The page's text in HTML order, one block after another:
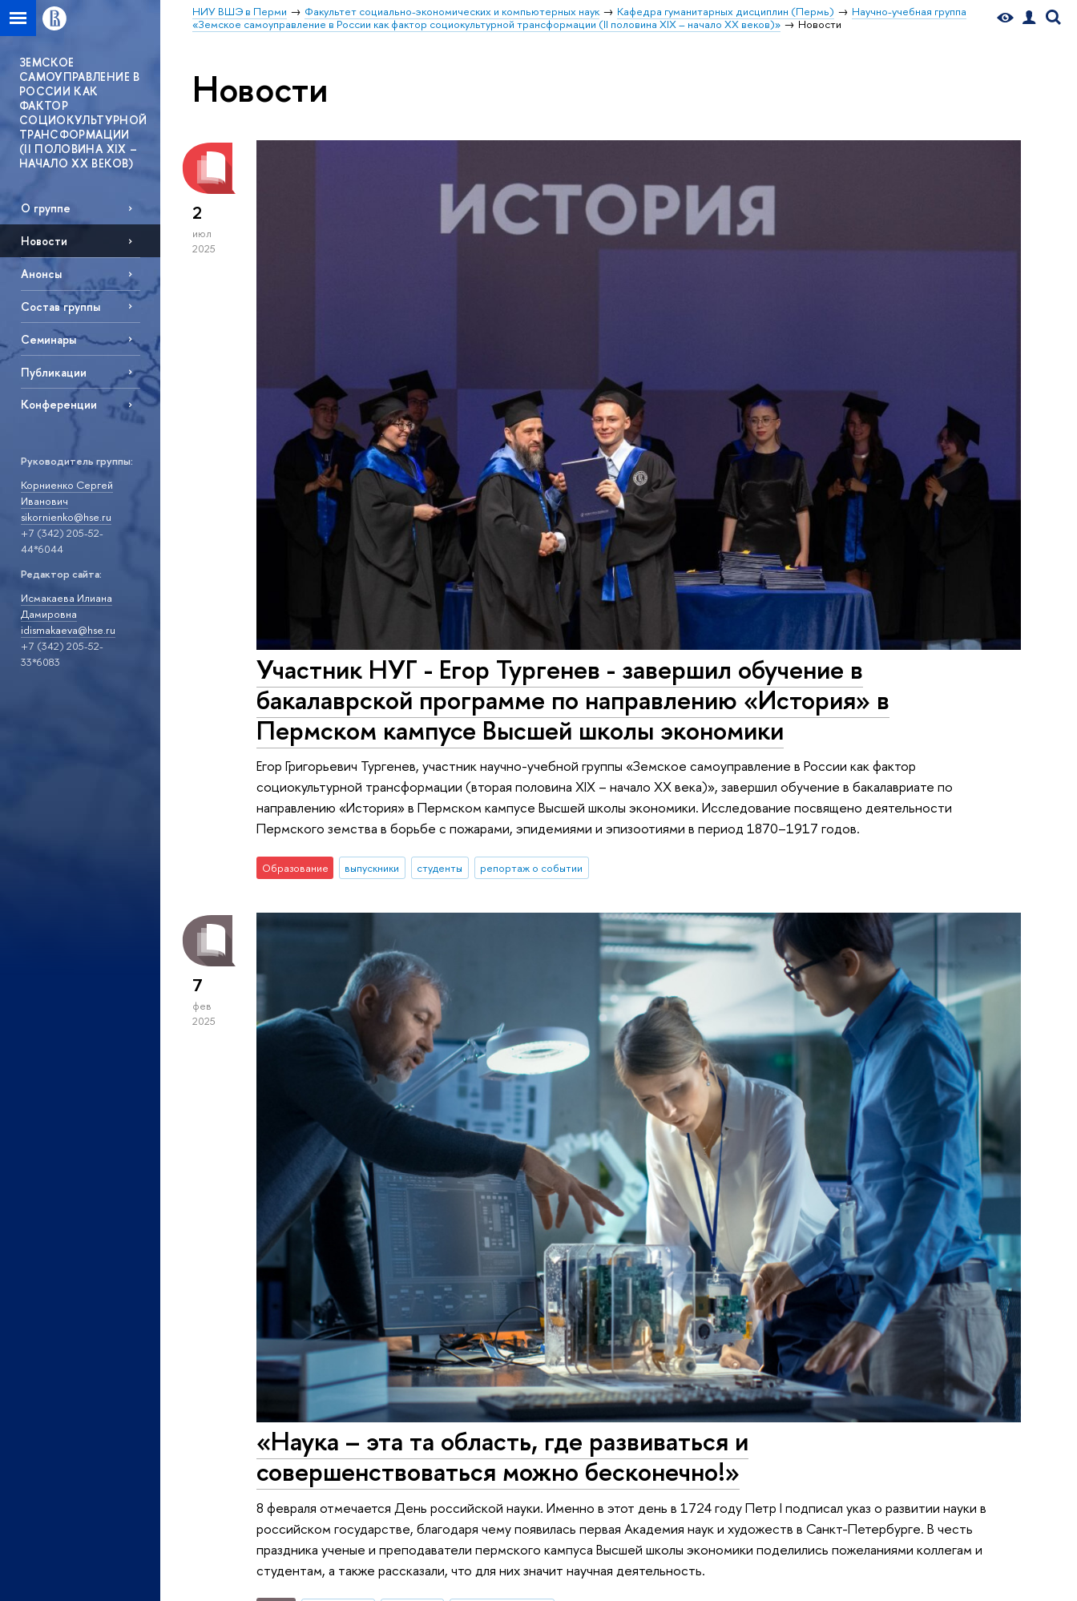
НИУ ВШЭ в Перми Факультет социально-экономических и компьютерных наук Кафедра гуманитарных дисциплин (Пермь)
Научно-учебная группа
«Земское самоуправление в России как фактор социокультурной трансформации (II половина XIX – начало XX веков)»
Новости
ЗЕМСКОЕ
САМОУПРАВЛЕНИЕ В
РОССИИ КАК
ФАКТОР
СОЦИОКУЛЬТУРНОЙ
ТРАНСФОРМАЦИИ
(II ПОЛОВИНА XIX –
НАЧАЛО XX ВЕКОВ)
О группе
Новости
Анонсы
Состав группы
Семинары
Публикации
Конференции
Руководитель группы:
Корниенко Сергей
Иванович
sikornienko@hse.ru
+7 (342) 205-52-
44*6044
Редактор сайта:
Исмакаева Илиана
Дамировна
idismakaeva@hse.ru
+7 (342) 205-52-
33*6083
Новости
2
июл
2025
Участник НУГ - Егор Тургенев - завершил обучение в
бакалаврской программе по направлению «История» в
Пермском кампусе Высшей школы экономики
Егор Григорьевич Тургенев, участник научно-учебной группы «Земское самоуправление в России как фактор
социокультурной трансформации (вторая половина XIX – начало XX века)», завершил обучение в бакалавриате по
направлению «История» в Пермском кампусе Высшей школы экономики. Исследование посвящено деятельности
Пермского земства в борьбе с пожарами, эпидемиями и эпизоотиями в период 1870–1917 годов.
Образование выпускники студенты репортаж о событии
7
фев
2025
«Наука – эта та область, где развиваться и
совершенствоваться можно бесконечно!»
8 февраля отмечается День российской науки. Именно в этот день в 1724 году Петр I подписал указ о развитии науки в
российском государстве, благодаря чему появилась первая Академия наук и художеств в Санкт-Петербурге. В честь
праздника ученые и преподаватели пермского кампуса Высшей школы экономики поделились пожеланиями коллегам и
студентам, а также рассказали, что для них значит научная деятельность.